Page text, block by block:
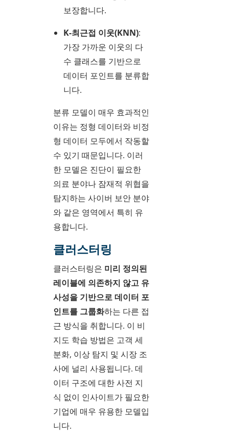
보장합니다.
K-최근접 이웃(KNN):
가장 가까운 이웃의 다
수 클래스를 기반으로
데이터 포인트를 분류합
니다.
분류 모델이 매우 효과적인
이유는 정형 데이터와 비정
형 데이터 모두에서 작동할
수 있기 때문입니다. 이러
한 모델은 진단이 필요한
의료 분야나 잠재적 위협을
탐지하는 사이버 보안 분야
와 같은 영역에서 특히 유
용합니다.
클러스터링
클러스터링은 미리 정의된
레이블에 의존하지 않고 유
사성을 기반으로 데이터 포
인트를 그룹화하는 다른 접
근 방식을 취합니다. 이 비
지도 학습 방법은 고객 세
분화, 이상 탐지 및 시장 조
사에 널리 사용됩니다. 데
이터 구조에 대한 사전 지
식 없이 인사이트가 필요한
기업에 매우 유용한 모델입
니다.